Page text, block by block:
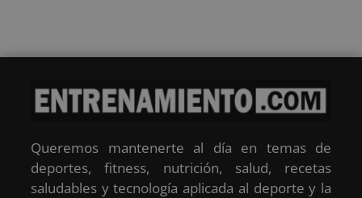
Queremos mantenerte al día en temas de
deportes, fitness, nutrición, salud, recetas
saludables y tecnología aplicada al deporte y la